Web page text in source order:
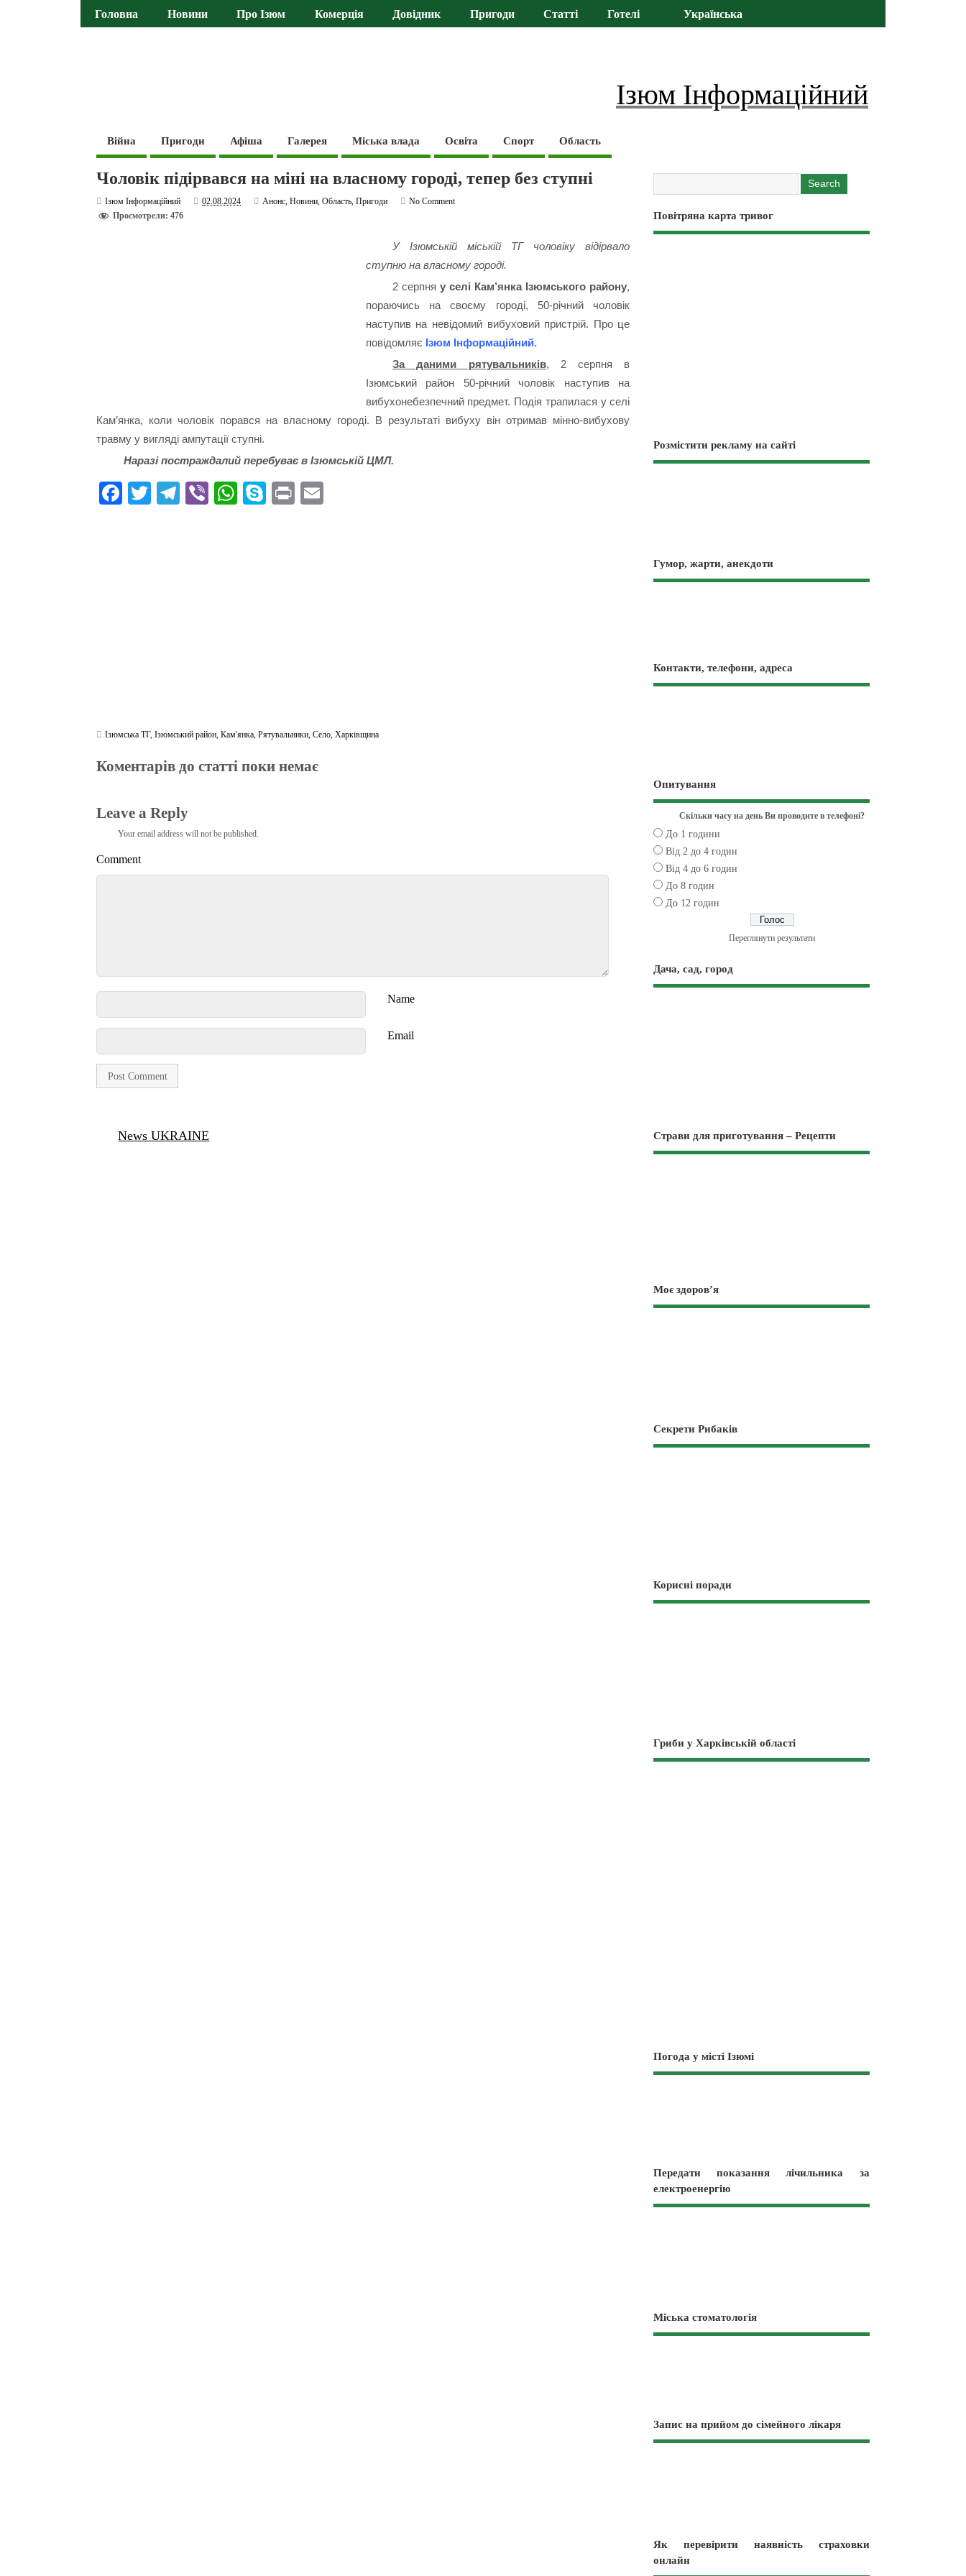
Головна Новини Про Ізюм Комерція Довідник Пригоди Статті Готелі Українська
Ізюм Інформаційний
Війна Пригоди Афіша Галерея Міська влада Освіта Спорт Область
Чоловік підірвався на міні на власному городі, тепер без ступні
Ізюм Інформаційний 02.08.2024 Анонс,Новини,Область,Пригоди
No Comment
Просмотрели: 476
У Ізюмській міській ТГ чоловіку відірвало
ступню на власному городі.
2 серпняу селі Кам’янка Ізюмського району,
пораючись на своєму городі, 50-річний чоловік
наступив на невідомий вибуховий пристрій. Про це
повідомляє Ізюм Інформаційний.
За даними рятувальників, 2 серпня в
Ізюмський район 50-річний чоловік наступив на
вибухонебезпечний предмет. Подія трапилася у селі
Кам’янка, коли чоловік порався на власному городі. В результаті вибуху він отримав мінно-вибухову
травму у вигляді ампутації ступні.
Наразі постраждалий перебуває в Ізюмській ЦМЛ.
Fa T
Te Vi
W
S
Pr
Ізюмська ТГ,Ізюмський район ,Кам'янка ,Рятувальники ,Село ,Харківщина
Коментарів до статті поки немає
Leave a Reply
Your email address will not be published.
Comment
Name
Email
News UKRAINE
Повітряна карта тривог
Розмістити рекламу на сайті
Гумор, жарти, анекдоти
Контакти, телефони, адреса
Опитування
Скільки часу на день Ви проводите в телефоні?
До 1 години
Від 2 до 4 годин
Від 4 до 6 годин
До 8 годин
До 12 годин
Переглянути результати
Дача, сад, город
Страви для приготування – Рецепти
Моє здоров’я
Секрети Рибаків
Корисні поради
Гриби у Харківській області
Погода у місті Ізюмі
Передати показання лічильника за
електроенергію
Міська стоматологія
Запис на прийом до сімейного лікаря
Як перевірити наявність страховки
онлайн